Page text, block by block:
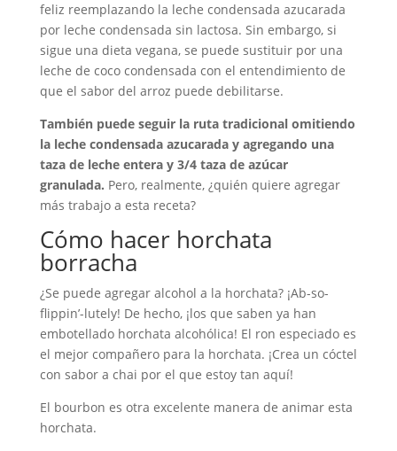
feliz reemplazando la leche condensada azucarada
por leche condensada sin lactosa. Sin embargo, si
sigue una dieta vegana, se puede sustituir por una
leche de coco condensada con el entendimiento de
que el sabor del arroz puede debilitarse.
También puede seguir la ruta tradicional omitiendo
la leche condensada azucarada y agregando una
taza de leche entera y 3/4 taza de azúcar
granulada. Pero, realmente, ¿quién quiere agregar
más trabajo a esta receta?
Cómo hacer horchata
borracha
¿Se puede agregar alcohol a la horchata? ¡Ab-so-
flippin’-lutely! De hecho, ¡los que saben ya han
embotellado horchata alcohólica! El ron especiado es
el mejor compañero para la horchata. ¡Crea un cóctel
con sabor a chai por el que estoy tan aquí!
El bourbon es otra excelente manera de animar esta
horchata.